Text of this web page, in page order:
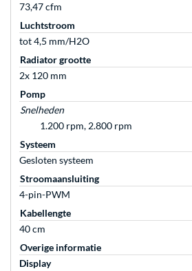
73,47 cfm
Luchtstroom
tot 4,5 mm/H2O
Radiator grootte
2x 120 mm
Pomp
Snelheden
1.200 rpm, 2.800 rpm
Systeem
Gesloten systeem
Stroomaansluiting
4-pin-PWM
Kabellengte
40 cm
Overige informatie
Display